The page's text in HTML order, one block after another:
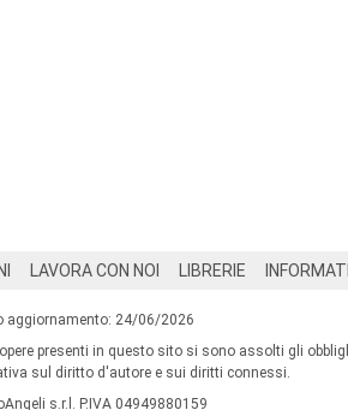
LAVORA CON NOI LIBRERIE
aggiornamento: 24/06/2026
opere presenti in questo sito si sono assolti gli
sul diritto d'autore e sui diritti connessi.
s.r.l. P.IVA 04949880159